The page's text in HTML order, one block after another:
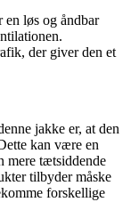
en løs og åndbar
der giver den et
jakke er, at den
kan være en
mere tætsiddende
tilbyder måske
forskellige